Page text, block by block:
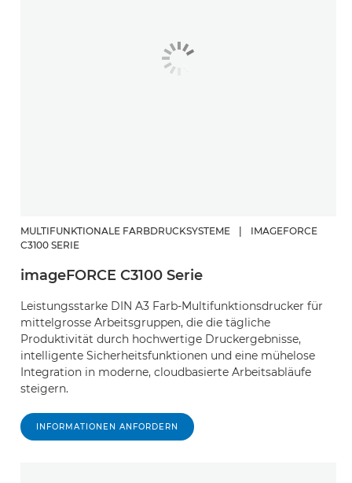
MULTIFUNKTIONALE FARBDRUCKSYSTEME
IMAGEFORCE
C3100 SERIE
imageFORCE C3100 Serie
Leistungsstarke DIN A3 Farb-Multifunktionsdrucker für
mittelgrosse Arbeitsgruppen, die die tägliche
Produktivität durch hochwertige Druckergebnisse,
intelligente Sicherheitsfunktionen und eine mühelose
Integration in moderne, cloudbasierte Arbeitsabläufe
steigern.
INFORMATIONEN ANFORDERN